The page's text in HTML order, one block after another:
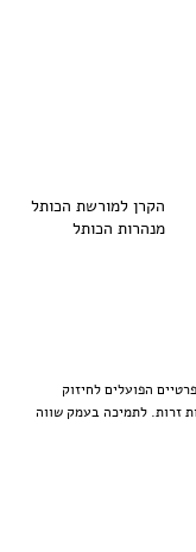
הקרן למורשת הכותל
מנהרות הכותל
הפועלים לחיזוק
זרות. לתמיכה בעמק שווה